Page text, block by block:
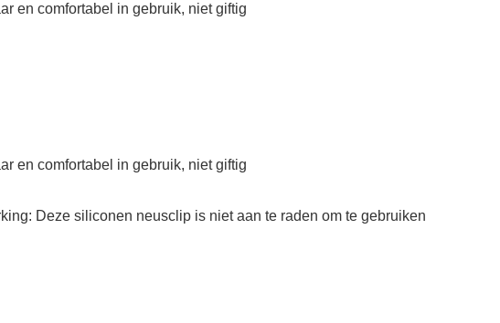
en comfortabel in gebruik, niet giftig
en comfortabel in gebruik, niet giftig
Deze siliconen neusclip is niet aan te raden om te gebruiken